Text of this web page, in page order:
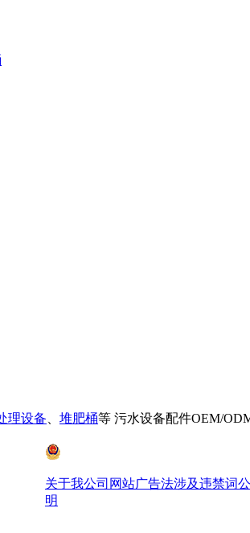
理设备 堆肥桶等 污水设备配件OEM/
关于我公司网站广告法涉及违禁词
明